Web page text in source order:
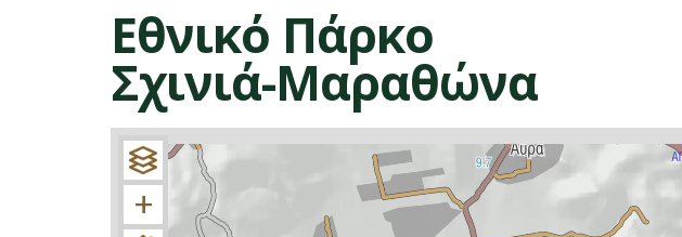
Εθνικό Πάρκο
Σχινιά-Μαραθώνα
+
−
+